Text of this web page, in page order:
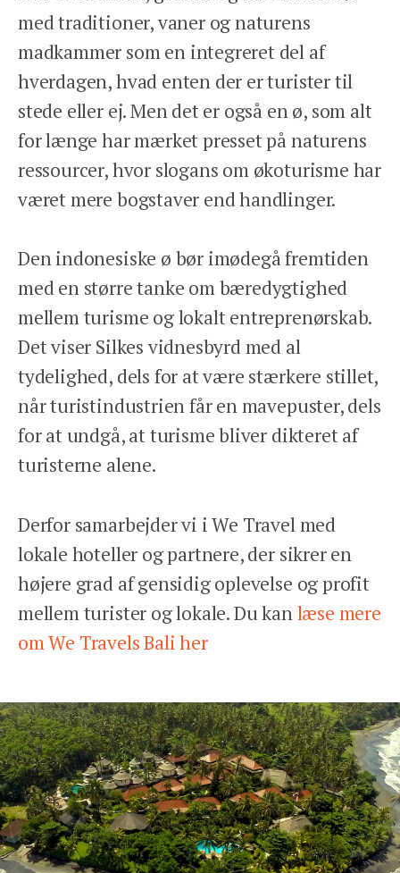
med traditioner, vaner og naturens
madkammer som en integreret del af
hverdagen, hvad enten der er turister til
stede eller ej. Men det er også en ø, som alt
for længe har mærket presset på naturens
ressourcer, hvor slogans om økoturisme har
været mere bogstaver end handlinger.
Den indonesiske ø bør imødegå fremtiden
med en større tanke om bæredygtighed
mellem turisme og lokalt entreprenørskab.
Det viser Silkes vidnesbyrd med al
tydelighed, dels for at være stærkere stillet,
når turistindustrien får en mavepuster, dels
for at undgå, at turisme bliver dikteret af
turisterne alene.
Derfor samarbejder vi i We Travel med
lokale hoteller og partnere, der sikrer en
højere grad af gensidig oplevelse og profit
mellem turister og lokale. Du kanlæse mere
om We Travels Bali her